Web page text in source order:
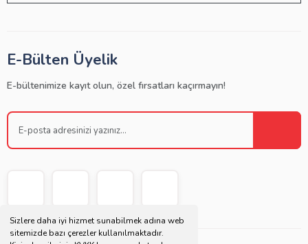
Sizlere daha iyi hizmet sunabilmek adına web
sitemizde bazı çerezler kullanılmaktadır.
E-Bülten Üyelik
E-bültenimize kayıt olun, özel fırsatları kaçırmayın!